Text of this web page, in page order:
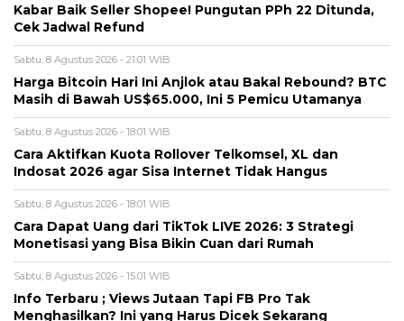
Kabar Baik Seller Shopee! Pungutan PPh 22 Ditunda,
Cek Jadwal Refund
Sabtu, 8 Agustus 2026 - 21:01 WIB
Harga Bitcoin Hari Ini Anjlok atau Bakal Rebound? BTC
Masih di Bawah US$65.000, Ini 5 Pemicu Utamanya
Sabtu, 8 Agustus 2026 - 18:01 WIB
Cara Aktifkan Kuota Rollover Telkomsel, XL dan
Indosat 2026 agar Sisa Internet Tidak Hangus
Sabtu, 8 Agustus 2026 - 18:01 WIB
Cara Dapat Uang dari TikTok LIVE 2026: 3 Strategi
Monetisasi yang Bisa Bikin Cuan dari Rumah
Sabtu, 8 Agustus 2026 - 15:01 WIB
Info Terbaru ; Views Jutaan Tapi FB Pro Tak
Menghasilkan? Ini yang Harus Dicek Sekarang